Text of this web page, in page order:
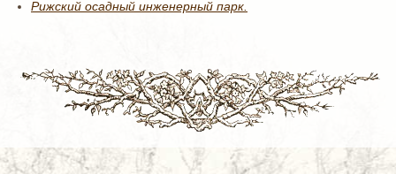
Рижский осадный инженерный парк.